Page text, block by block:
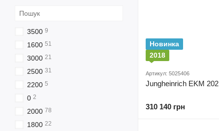
Новинка
2018
Артикул: 5025406
Jungheinrich EKM 202
310 140 грн
3500 9
1600 51
3000 21
2500 31
2200 5
0 2
2000 78
1800 22